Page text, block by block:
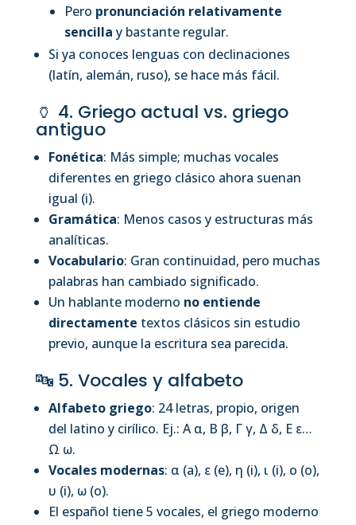
Pero pronunciación relativamente
sencilla y bastante regular.
Si ya conoces lenguas con declinaciones
(latín, alemán, ruso), se hace más fácil.
🏺 4. Griego actual vs. griego
antiguo
Fonética: Más simple; muchas vocales
diferentes en griego clásico ahora suenan
igual (i).
Gramática: Menos casos y estructuras más
analíticas.
Vocabulario: Gran continuidad, pero muchas
palabras han cambiado significado.
Un hablante moderno no entiende
directamente textos clásicos sin estudio
previo, aunque la escritura sea parecida.
🔤 5. Vocales y alfabeto
Alfabeto griego: 24 letras, propio, origen
del latino y cirílico. Ej.: Α α, Β β, Γ γ, Δ δ, Ε ε…
Ω ω.
Vocales modernas: α (a), ε (e), η (i), ι (i), ο (o),
υ (i), ω (o).
El español tiene 5 vocales, el griego moderno